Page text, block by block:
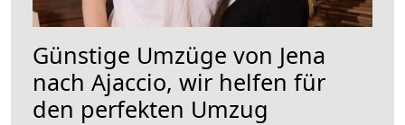
Günstige Umzüge von Jena
nach Ajaccio, wir helfen für
den perfekten Umzug